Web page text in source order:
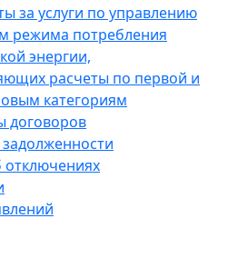
за услуги по управлению
режима потребления
энергии,
расчеты по первой и
категориям
договоров